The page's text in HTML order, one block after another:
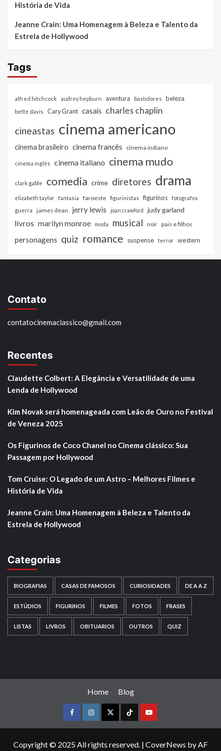
História de Vida
Jeanne Crain: Uma Homenagem à Beleza e Talento da
Estrela de Hollywood
Tags
alfred hitchcock audrey hepburn aventura bastidores beleza
bette davis Cary Grant casais charles chaplin
cineastas cinema americano
cinema brasileiro cinema francês cinema indiano
cinema inglês cinema italiano cinema mudo
clark gable comedia crime diretores drama
elizabeth taylor fantasia faroeste figurinistas figurinos
fotografos
guerra
james dean jerry lewis joan crawford judy garland
livros marilyn monroe moda musical noir pais e filhos
personagens quiz romance suspense terror western
Contato
contatocinemaclassico@gmail.com
Recentes
Claudette Colbert: A Elegância e Versatilidade de uma
Lenda de Hollywood
Kim Novak será homenageada com Leão de Ouro no Festival
de Veneza 2025
Os Figurinos de Coco Chanel no Cinema clássico: Sua
Passagem por Hollywood
Tom Cruise: O Legado de um Astro – Melhores Filmes e
História de Vida
Jeanne Crain: Uma Homenagem à Beleza e Talento da
Estrela de Hollywood
Categorias
BIOGRAFIAS CASAS DE FAMOSOS CURIOSIDADES DE A A Z
ESTÚDIOS FIGURINOS FILMES FOTOS FRASES
LISTAS LIVROS OBITUARIOS OUTROS QUIZ
Home Blog
FacebookinstagramtwitterTiktokyoutube
Copyright © 2025 All rights reserved. | CoverNews by AF